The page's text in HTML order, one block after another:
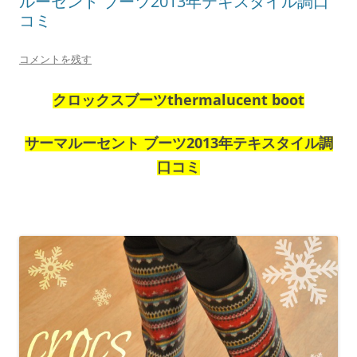
コミ
コメントを残す
クロックスブーツthermalucent boot
サーマルーセント ブーツ2013年テキスタイル調
口コミ